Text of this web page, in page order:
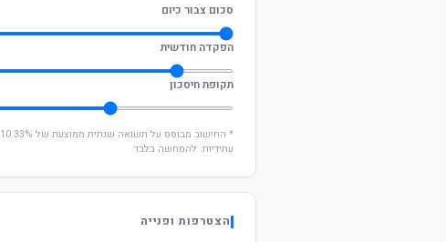
סכום צבור כיום
הפקדה חודשית
תקופת חיסכון
עתידיות. להמחשה בלבד.
הצטרפות ופנייה